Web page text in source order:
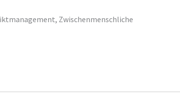
Zwischenmenschliche